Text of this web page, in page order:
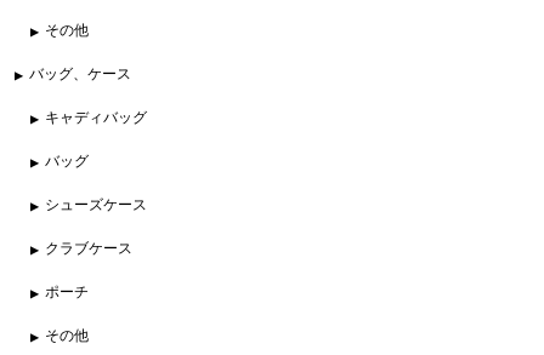
その他
バッグ、ケース
キャディバッグ
バッグ
シューズケース
クラブケース
ポーチ
その他